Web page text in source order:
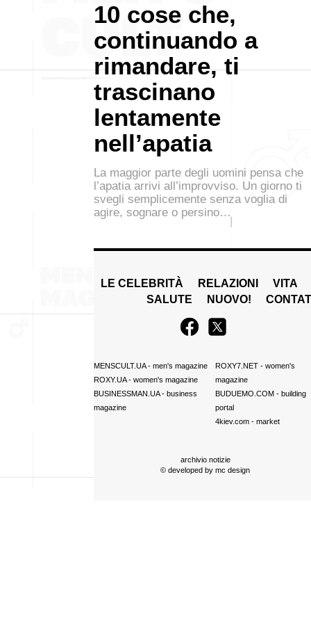
10 cose che,
continuando a
rimandare, ti
trascinano
lentamente
nell’apatia
La maggior parte degli uomini pensa che
l’apatia arrivi all’improvviso. Un giorno ti
svegli semplicemente senza voglia di
agire, sognare o persino…
LE CELEBRITÀ RELAZIONI
VITA
SALUTE
NUOVO!
MENSCULT.UA- men's magazine
ROXY.UA- women's magazine
BUSINESSMAN.UA- business
magazine
ROXY7.NET- women's
magazine
BUDUEMO.COM- building
portal
4kiev.com- market
archivio notizie
© developed by mc design